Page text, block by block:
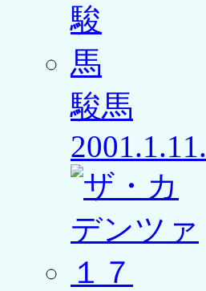
駿馬
2001.1.11.